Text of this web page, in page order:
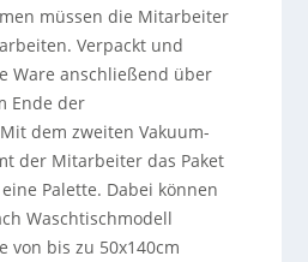
müssen die Mitarbeiter
Verpackt und
Ware anschließend über
Ende der
dem zweiten Vakuum-
der Mitarbeiter das Paket
Palette. Dabei können
Waschtischmodell
von bis zu 50x140cm